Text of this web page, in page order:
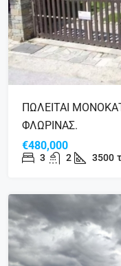
ΠΩΛΕΙΤΑΙ
ΦΛΩΡΙΝΑΣ.
€480,000
3 2 3500